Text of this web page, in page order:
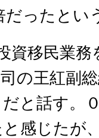
だったとい
資移民業
の王紅副
と話す。
感じたが